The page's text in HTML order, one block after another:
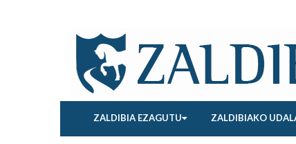
ZALDIBIA EZAGUTU ZALDIBIAKO